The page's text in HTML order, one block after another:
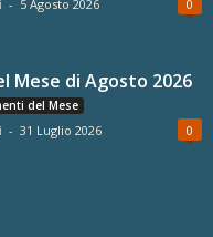
- 5 Agosto 2026 0
Mese di Agosto 2026
del Mese
- 31 Luglio 2026 0